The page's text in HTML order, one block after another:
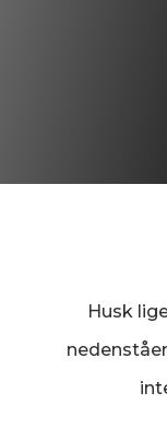
Husk